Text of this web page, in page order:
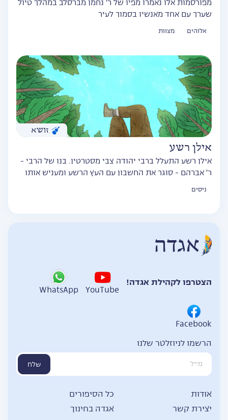
מפורסמות אלו נאמרו מפיו של ר' נחמן מברסלב במהלך טיול
שערך עם אחד מאנשיו בסמוך לעיר
אלוהים מצוות
זושא
אילן רשע
אילן רשע התעלל ברבי יהודה צבי מסטרטין. בנו של הרבי -
ר' אברהם - סוגר את החשבון עם העץ הרשע ומעניש אותו
ניסים
הצטרפו לקהילת אגדה!
YouTube
WhatsApp
Facebook
הרשמו לניוזלטר שלנו
שלח
אודות
כל הסיפורים
יצירת קשר
אגדה בחינוך